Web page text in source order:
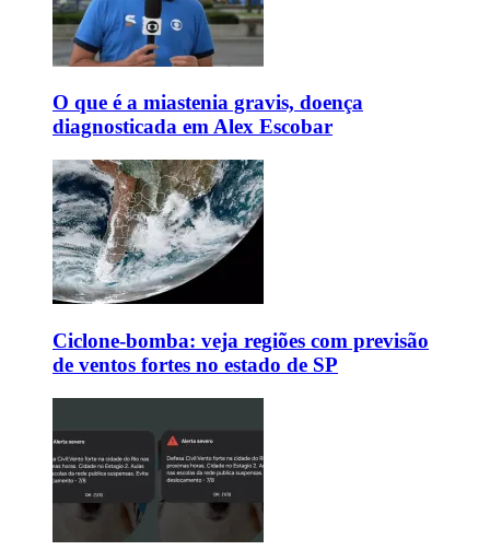
O que é a miastenia gravis, doença
diagnosticada em Alex Escobar
Ciclone-bomba: veja regiões com previsão
de ventos fortes no estado de SP